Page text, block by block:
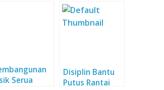
Serua
Disiplin Bantu
Putus Rantai